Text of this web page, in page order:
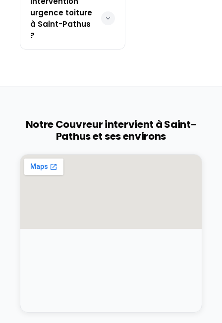
urgence toiture
à Saint-Pathus
?
Notre Couvreur intervient àSaint-
Pathuset ses environs